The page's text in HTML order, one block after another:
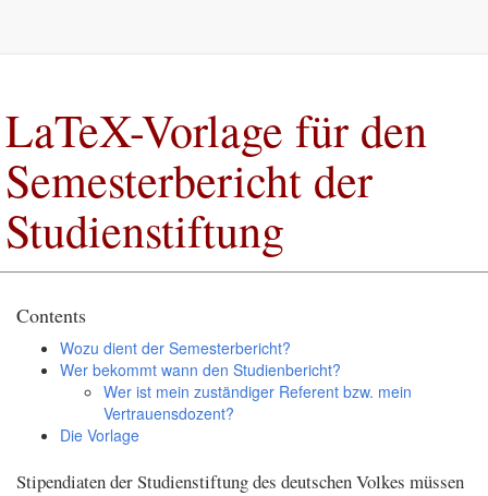
LaTeX-Vorlage für den
Semesterbericht der
Studienstiftung
Contents
Wozu dient der Semesterbericht?
Wer bekommt wann den Studienbericht?
Wer ist mein zuständiger Referent bzw. mein
Vertrauensdozent?
Die Vorlage
Stipendiaten der Studienstiftung des deutschen Volkes müssen